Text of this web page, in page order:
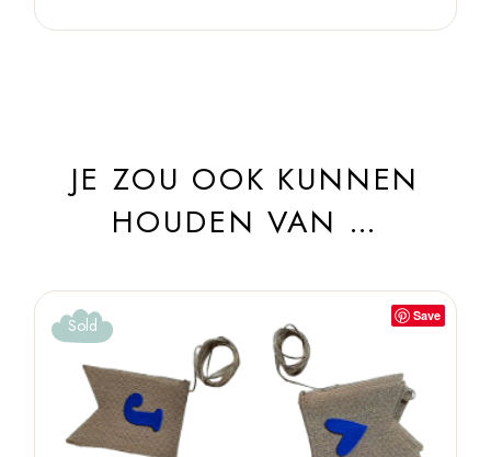
JE ZOU OOK KUNNEN
HOUDEN VAN …
Save
Sold